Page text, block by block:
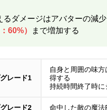
るダメージはアバターの減
60%）
まで増加する
レード1
自身と周囲の味
得する
持続時間終了時
レード2 命中した敵の魔